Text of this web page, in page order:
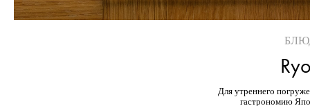
Для утреннего
гастрономию